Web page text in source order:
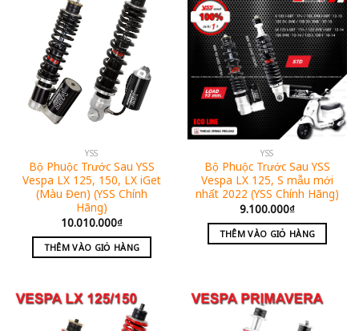
YSS
Bộ Phuộc Trước Sau YSS
Vespa LX 125, 150, LX iGet
(Màu Đen) (YSS Chính
Hãng)
10.010.000₫
THÊM VÀO GIỎ HÀNG
YSS
Bộ Phuộc Trước Sau YSS
Vespa LX 125, S mẫu mới
nhất 2022 (YSS Chính Hãng)
9.100.000₫
THÊM VÀO GIỎ HÀNG